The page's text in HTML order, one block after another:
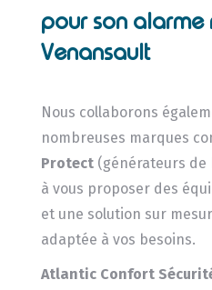
pour son alarme
Venansault
Nous collaborons
nombreuses marques
Protect (générateurs
à vous proposer des
et une solution sur
adaptée à vos besoins.
Atlantic Confort